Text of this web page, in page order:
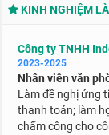
KINH NGHIỆM
Công ty TNHH
2023-2025
Nhân viên văn
Làm đề nghị ứng
thanh toán; làm
chấm công cho